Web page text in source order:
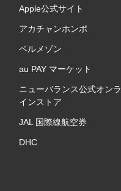
Apple公式サイト
アカチャンホンポ
ベルメゾン
au PAY マーケット
ニューバランス公式オンラ
インストア
JAL 国際線航空券
DHC